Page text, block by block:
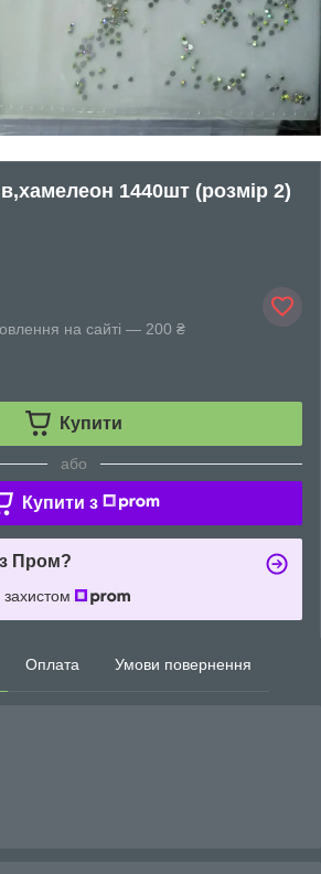
1440шт (розмір 2)
на сайті — 200 ₴
Купити
або
Купити з
Пром?
Оплата Умови повернення